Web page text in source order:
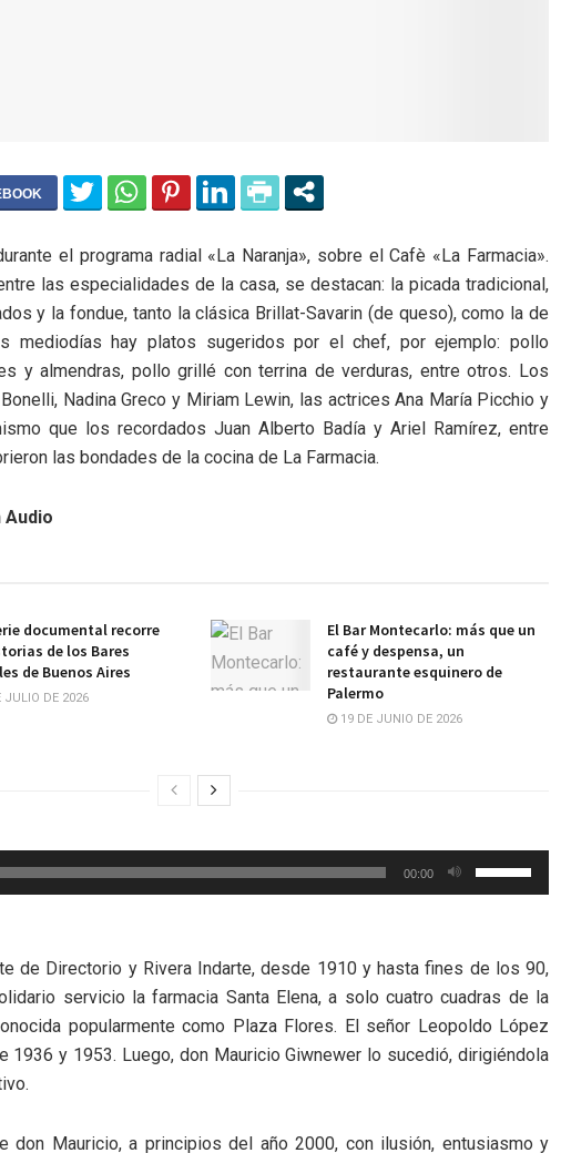
el programa radial «La Naranja», sobre el Cafè «La Farmacia».
las especialidades de la casa, se destacan: la picada tradicional,
y la fondue, tanto la clásica Brillat-Savarin (de queso), como la de
mediodías hay platos sugeridos por el chef, por ejemplo: pollo
y almendras, pollo grillé con terrina de verduras, entre otros. Los
Nadina Greco y Miriam Lewin, las actrices Ana María Picchio y
que los recordados Juan Alberto Badía y Ariel Ramírez, entre
las bondades de la cocina de La Farmacia.
documental recorre
de los Bares
de Buenos Aires
JULIO DE 2026
El Bar Montecarlo: más que un
café y despensa, un
restaurante esquinero de
Palermo
19 DE JUNIO DE 2026
00:00
las
flecha
arriba/abajo
para
aumentar
de Directorio y Rivera Indarte, desde 1910 y hasta fines de los 90,
servicio la farmacia Santa Elena, a solo cuatro cuadras de la
popularmente como Plaza Flores. El señor Leopoldo López
1936 y 1953. Luego, don Mauricio Giwnewer lo sucedió, dirigiéndola
don Mauricio, a principios del año 2000, con ilusión, entusiasmo y